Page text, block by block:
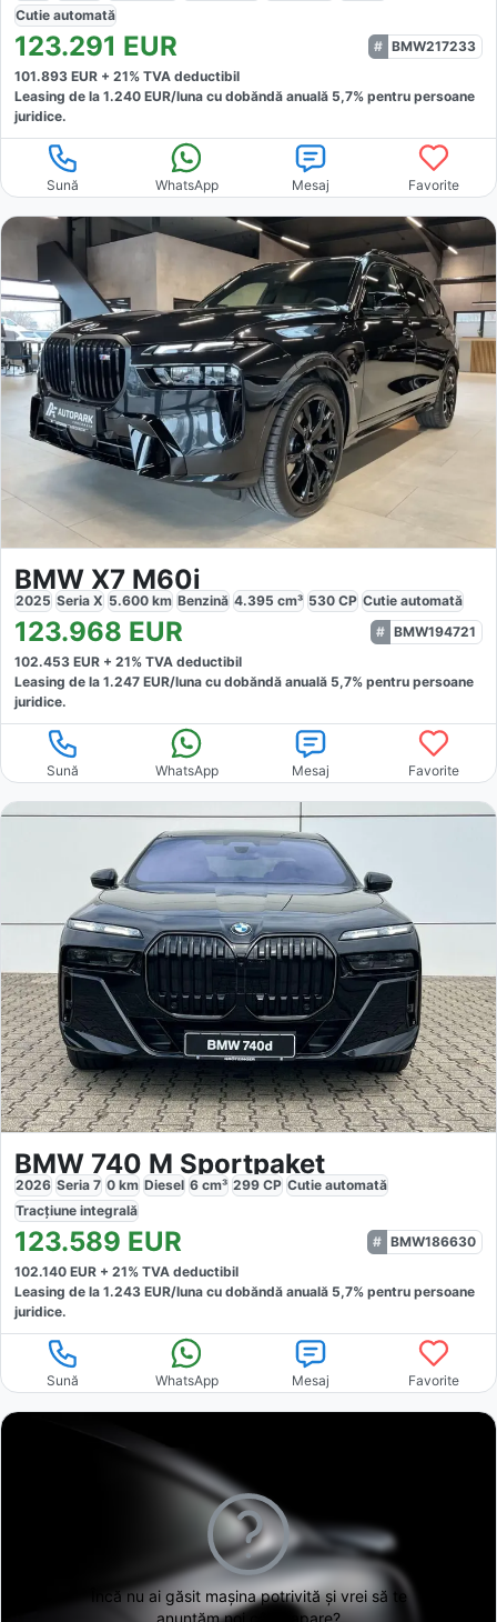
Cutie automată
123.291 EUR
BMW217233
101.893 EUR + 21% TVA deductibil
Leasing de la 1.240 EUR/luna cu dobăndă anuală 5,7% pentru persoane
juridice.
Sună WhatsApp Mesaj Favorite
BMW X7 M60i
2025 Seria X 5.600 km Benzină 4.395 cm³ 530 CP Cutie automată
123.968 EUR
BMW194721
102.453 EUR + 21% TVA deductibil
Leasing de la 1.247 EUR/luna cu dobăndă anuală 5,7% pentru persoane
juridice.
Sună WhatsApp Mesaj Favorite
BMW 740 M Sportpaket
2026 Seria 7 0 km Diesel 6 cm³ 299 CP Cutie automată
Tracțiune integrală
123.589 EUR
BMW186630
102.140 EUR + 21% TVA deductibil
Leasing de la 1.243 EUR/luna cu dobăndă anuală 5,7% pentru persoane
juridice.
Sună WhatsApp Mesaj Favorite
Încă nu ai găsitmașina potrivită și vrei să te
anunțăm noi când apare?